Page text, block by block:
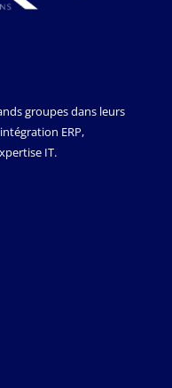
groupes dans leurs
ERP,
IT.